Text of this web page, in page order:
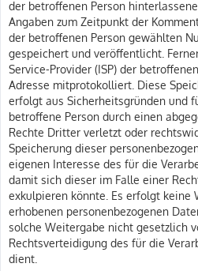
der betroffenen Person
Angaben zum Zeitpunkt der
der betroffenen Person gewählten
gespeichert und veröffentlicht.
Service-Provider (ISP) der
Adresse mitprotokolliert. Diese
erfolgt aus Sicherheitsgründen und
betroffene Person durch einen
Rechte Dritter verletzt oder
Speicherung dieser
eigenen Interesse des für die
damit sich dieser im Falle einer
exkulpieren könnte. Es erfolgt keine
erhobenen personenbezogenen
solche Weitergabe nicht gesetzlich
Rechtsverteidigung des für die
dient.